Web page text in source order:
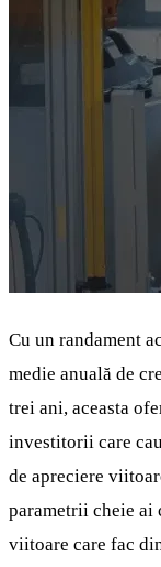
Cu un randament
medie anuală de
trei ani, aceasta
investitorii care
de apreciere
parametrii cheie ai
viitoare care fac